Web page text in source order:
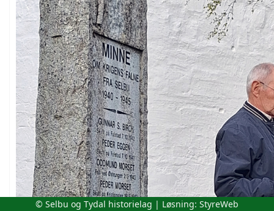
© Selbu og Tydal historielag | Løsning: StyreWeb